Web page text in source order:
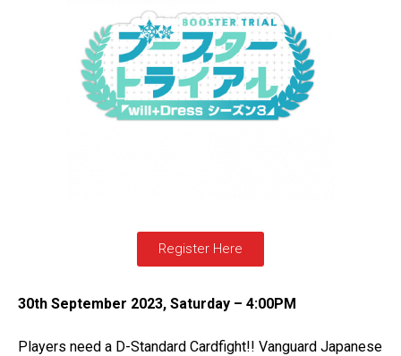
Register Here
30th September 2023, Saturday – 4:00PM
Players need a D-Standard Cardfight!! Vanguard Japanese